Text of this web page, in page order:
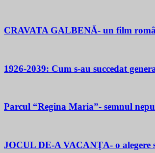
CRAVATA GALBENĂ- un film
1926-2039: Cum s-au succedat
Parcul “Regina Maria”- semnul
JOCUL DE-A VACANŢA- o